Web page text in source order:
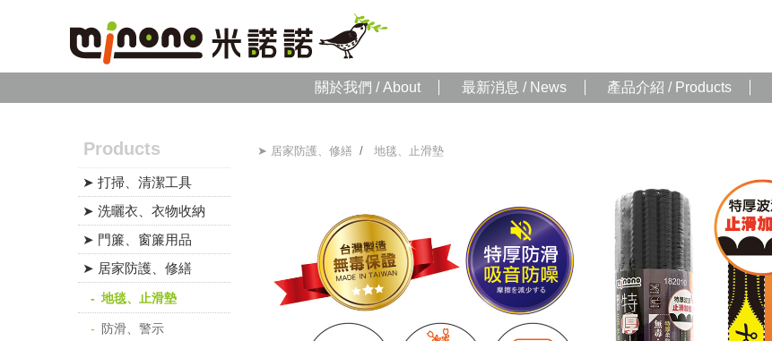
關於我們 / About 最新消息 / News 產品介紹 / Products
Products
➤ 打掃、清潔工具
➤ 洗曬衣、衣物收納
➤ 門簾、窗簾用品
➤ 居家防護、修繕
地毯、止滑墊
防滑、警示
➤ 居家防護、修繕/ 地毯、止滑墊